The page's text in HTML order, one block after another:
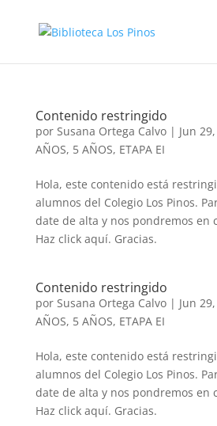
Contenido restringido
por Susana Ortega Calvo| Jun
AÑOS, 5 AÑOS, ETAPA EI
Hola, este contenido está
alumnos del Colegio Los Pinos.
date de alta y nos pondremos en
Haz click aquí. Gracias.
Contenido restringido
por Susana Ortega Calvo| Jun
AÑOS, 5 AÑOS, ETAPA EI
Hola, este contenido está
alumnos del Colegio Los Pinos.
date de alta y nos pondremos en
Haz click aquí. Gracias.